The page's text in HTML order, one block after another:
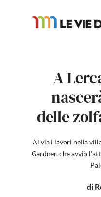
A
delle
Al via i lavori nella
Gardner, che avviò
di